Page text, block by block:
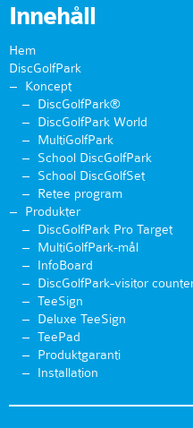
Innehåll
Hem
DiscGolfPark
Koncept
DiscGolfPark®
DiscGolfPark World
MultiGolfPark
School DiscGolfPark
School DiscGolfSet
Retee program
Produkter
DiscGolfPark Pro Target
MultiGolfPark-mål
InfoBoard
DiscGolfPark-visitor
TeeSign
Deluxe TeeSign
TeePad
Produktgaranti
Installation